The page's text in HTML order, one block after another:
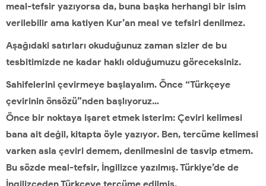
meal-tefsir yazıyorsa da, buna başka herhangi bir isim
verilebilir ama katiyen Kur’an meal ve tefsiri denilmez.
Aşağıdaki satırları okuduğunuz zaman sizler de bu
tesbitimizde ne kadar haklı olduğumuzu göreceksiniz.
Sahifelerini çevirmeye başlayalım. Önce “Türkçeye
çevirinin önsözü”nden başlıyoruz…
Önce bir noktaya işaret etmek isterim: Çeviri kelimesi
bana ait değil, kitapta öyle yazıyor. Ben, tercüme kelimesi
varken asla çeviri demem, denilmesini de tasvip etmem.
Bu sözde meal-tefsir, İngilizce yazılmış. Türkiye’de de